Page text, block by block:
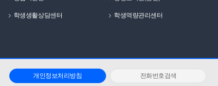
학생생활상담센터 학생역량관리센터
개인정보처리방침 전화번호검색